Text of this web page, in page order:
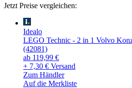
Jetzt Preise vergleichen:
Idealo
LEGO Technic - 2 in 1 Volvo
(42081)
ab 119,99 €
+ 7,30 € Versand
Zum Händler
Auf die Merkliste